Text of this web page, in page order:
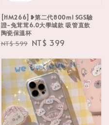
[HM266]❥第二代800ml SGS驗
證-兔茸茸6.0大學城款 吸管直飲
陶瓷保溫杯
Regular
NT$ 599 Sale
NT$ 399